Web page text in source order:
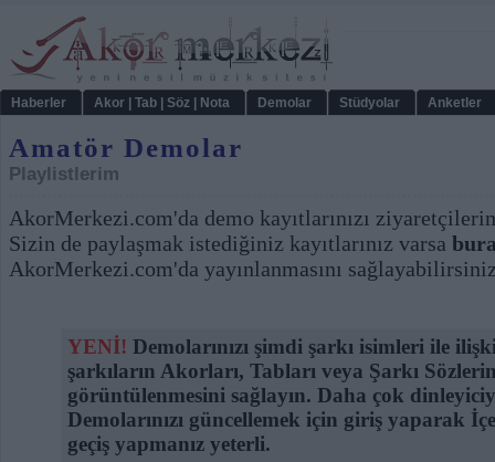
Haberler Akor | Tab | Söz | Nota Demolar Stüdyolar Anketler
Amatör Demolar
Playlistlerim
AkorMerkezi.com'da demo kayıtlarınızı
Sizin de paylaşmak istediğiniz kayıtlarınız varsa
AkorMerkezi.com'da yayınlanmasını
YENİ! Demolarınızı şimdi şarkı isimleri ile
şarkıların Akorları, Tabları veya Şarkı
görüntülenmesini sağlayın. Daha çok
Demolarınızı güncellemek için giriş yaparak
geçiş yapmanız yeterli.